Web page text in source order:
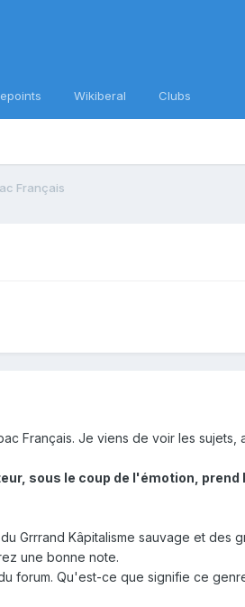
Wikiberal Clubs
Français
Français. Je viens de voir les sujets,
sous le coup de l'émotion,
Grrrand Kâpitalisme sauvage et
une bonne note.
forum. Qu'est-ce que signifie ce